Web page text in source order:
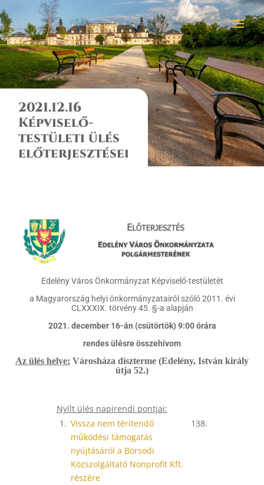
2021.12.16
Képviselő-
testületi ülés
előterjesztései
Edelény Város Önkormányzat Képviselő-testületét
a Magyarország helyi önkormányzatairól szóló 2011. évi
CLXXXIX. törvény 45. §-a alapján
2021. december 16-án (csütörtök) 9:00 órára
rendes ülésre összehívom
Az ülés helye: Városháza díszterme (Edelény, István király
útja 52.)
Nyílt ülés napirendi pontjai:
1. Vissza nem térítendő
működési támogatás
nyújtásáról a Borsodi
Közszolgáltató Nonprofit Kft.
részére
138.